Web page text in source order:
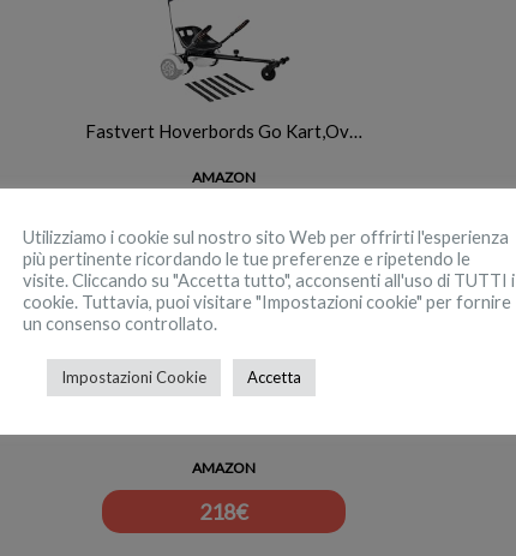
Fastvert Hoverbords Go Kart,Ov…
AMAZON
AMAZON
218€
Utilizziamo i cookie sul nostro sito Web per offrirti l'esperienza
più pertinente ricordando le tue preferenze e ripetendo le
visite. Cliccando su "Accetta tutto", acconsenti all'uso di TUTTI i
cookie. Tuttavia, puoi visitare "Impostazioni cookie" per fornire
un consenso controllato.
Impostazioni Cookie Accetta